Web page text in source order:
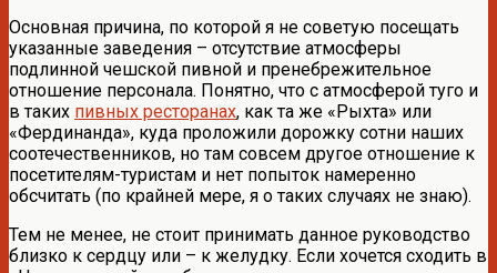
Основная причина, по которой я не советую посещать
указанные заведения – отсутствие атмосферы
подлинной чешской пивной и пренебрежительное
отношение персонала. Понятно, что с атмосферой туго и
в таких пивных ресторанах, как та же «Рыхта» или
«Фердинанда», куда проложили дорожку сотни наших
соотечественников, но там совсем другое отношение к
посетителям-туристам и нет попыток намеренно
обсчитать (по крайней мере, я о таких случаях не знаю).
Тем не менее, не стоит принимать данное руководство
близко к сердцу или – к желудку. Если хочется сходить в